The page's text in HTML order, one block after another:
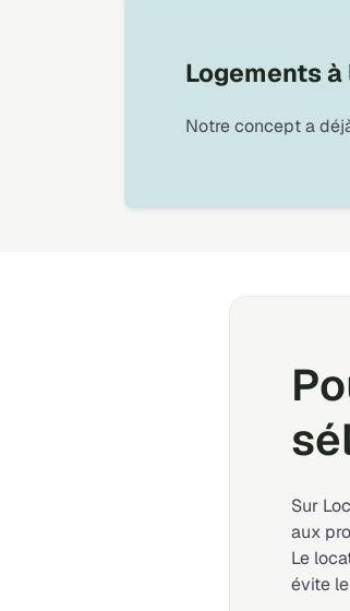
Logements
Notre concept a
Sur
aux
Le
évite